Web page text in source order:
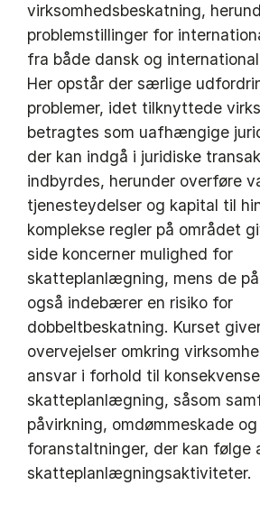
virksomhedsbeskatning,
problemstillinger for
fra både dansk og
Her opstår der særlige
problemer, idet tilknyttede
betragtes som uafhængige
der kan indgå i juridiske
indbyrdes, herunder overføre
tjenesteydelser og kapital til
komplekse regler på området
side koncerner mulighed for
skatteplanlægning, mens de
også indebærer en risiko for
dobbeltbeskatning. Kurset
overvejelser omkring
ansvar i forhold til
skatteplanlægning, såsom
påvirkning, omdømmeskade
foranstaltninger, der kan følge
skatteplanlægningsaktiviteter.